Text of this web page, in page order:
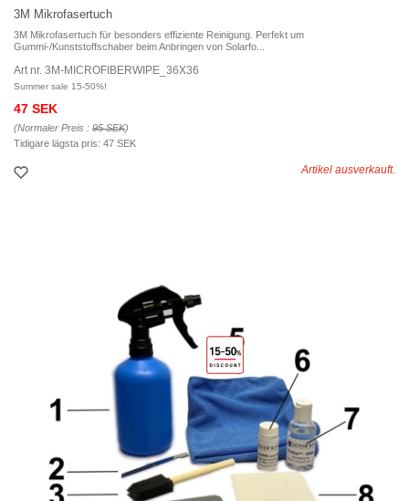
3M Mikrofasertuch
3M Mikrofasertuch für besonders effiziente Reinigung. Perfekt um
Gummi-/Kunststoffschaber beim Anbringen von Solarfo...
Art nr. 3M-MICROFIBERWIPE_36X36
Summer sale 15-50%!
47 SEK
(Normaler Preis : 95 SEK)
Tidigare lägsta pris: 47 SEK
Artikel ausverkauft.